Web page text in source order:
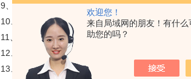
欢迎您！
来自局域网的朋友！有什么
助您的吗？
9、采集速度；低速，中速，高速，包络线记录准
10、频率范围： 0.4-20MHz
11、增益范围： 0-120dB，0.1,2.0,6.0dB步进
12、动态范围： 42dB
13、垂直线性： ≤1%